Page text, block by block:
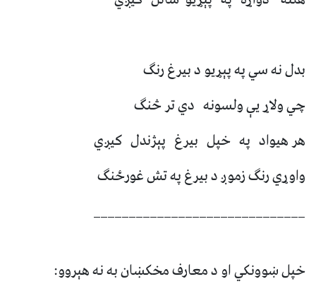
بدل نه سي په پېړیو د بیرغ رنګ
چي ولاړ یې ولسونه دي تر څنګ
هر هیواد په خپل بیرغ پېژندل کیږي
واوړي رنګ زموږ د بیرغ په تش غورځنګ
______________________________
خپل ښوونکي او د معارف مخکښان به نه هېروو: